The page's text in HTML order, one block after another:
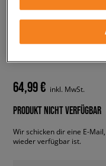
64,99 € inkl. MwSt.
PRODUKT NICHT VERFÜGBAR
Wir schicken dir eine E-
wieder verfügbar ist.